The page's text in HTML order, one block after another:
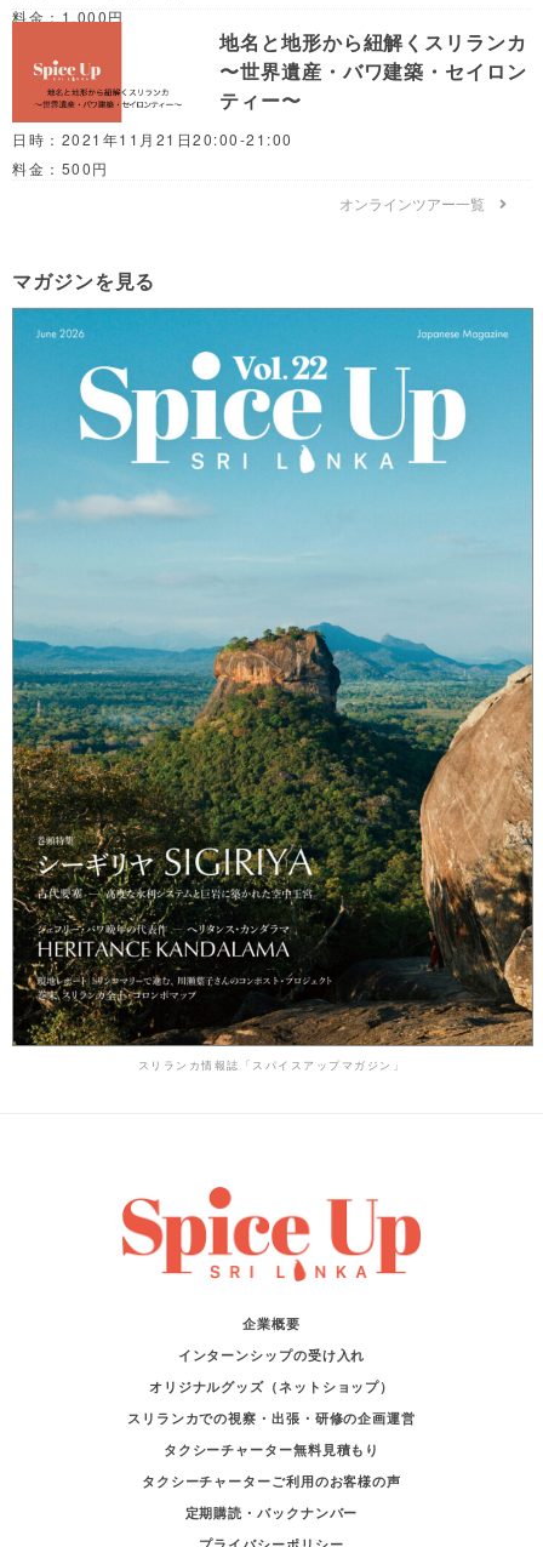
料金：1,000円
地名と地形から紐解くスリランカ
〜世界遺産・バワ建築・セイロン
ティー〜
日時：2021年11月21日20:00-21:00
料金：500円
オンラインツアー一覧
マガジンを見る
スリランカ情報誌「スパイスアップマガジン」
企業概要
インターンシップの受け入れ
オリジナルグッズ（ネットショップ）
スリランカでの視察・出張・研修の企画運営
タクシーチャーター無料見積もり
タクシーチャーターご利用のお客様の声
定期購読・バックナンバー